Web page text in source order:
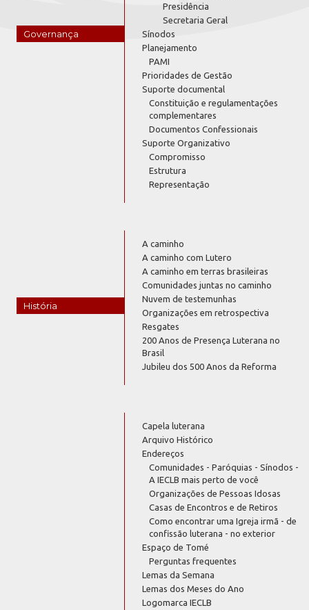
Governança
Presidência
Secretaria Geral
Sínodos
Planejamento
PAMI
Prioridades de Gestão
Suporte documental
Constituição e regulamentações
complementares
Documentos Confessionais
Suporte Organizativo
Compromisso
Estrutura
Representação
História
A caminho
A caminho com Lutero
A caminho em terras brasileiras
Comunidades juntas no caminho
Nuvem de testemunhas
Organizações em retrospectiva
Resgates
200 Anos de Presença Luterana no
Brasil
Jubileu dos 500 Anos da Reforma
Capela luterana
Arquivo Histórico
Endereços
Comunidades - Paróquias - Sínodos -
A IECLB mais perto de você
Organizações de Pessoas Idosas
Casas de Encontros e de Retiros
Como encontrar uma Igreja irmã - de
confissão luterana - no exterior
Espaço de Tomé
Perguntas frequentes
Lemas da Semana
Lemas dos Meses do Ano
Logomarca IECLB